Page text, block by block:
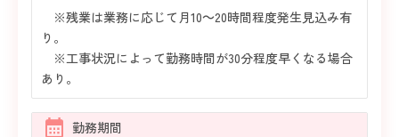
※残業は業務に応じて月10～20時間程度発生見込み有
り。
※工事状況によって勤務時間が30分程度早くなる場合
あり。
勤務期間